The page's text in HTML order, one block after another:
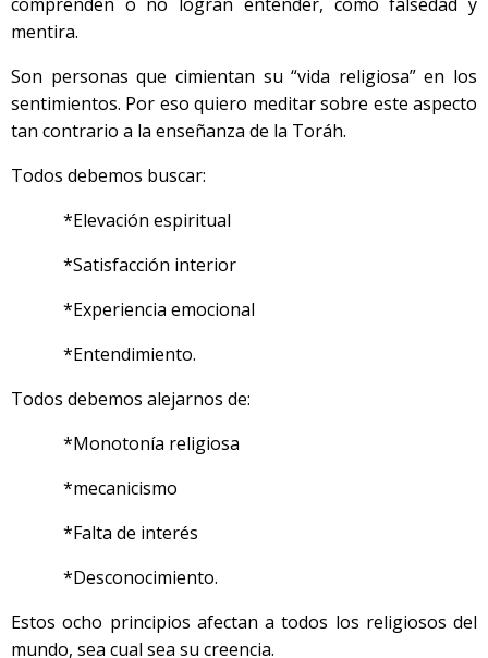
mentira.
Son personas que cimientan su “vida religiosa” en los
sentimientos. Por eso quiero meditar sobre este aspecto
tan contrario a la enseñanza de la Toráh.
Todos debemos buscar:
*Elevación espiritual
*Satisfacción interior
*Experiencia emocional
*Entendimiento.
Todos debemos alejarnos de:
*Monotonía religiosa
*mecanicismo
*Falta de interés
*Desconocimiento.
Estos ocho principios afectan a todos los religiosos del
mundo, sea cual sea su creencia.